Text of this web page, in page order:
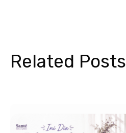
Related Posts